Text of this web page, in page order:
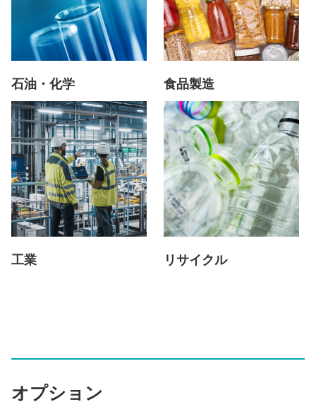
石油・化学 食品製造
工業 リサイクル
オプション